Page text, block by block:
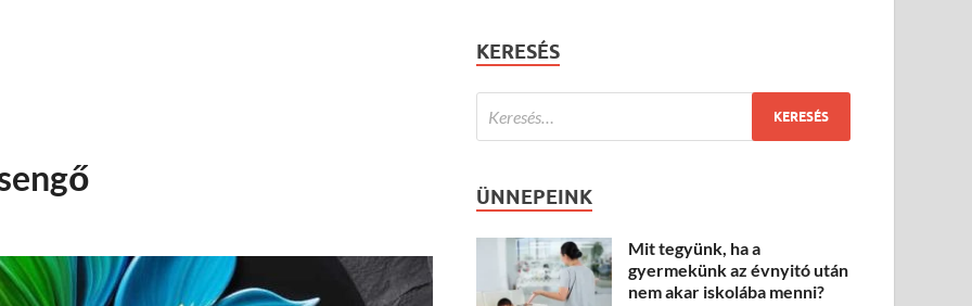
KERESÉS
ÜNNEPEINK
Mit tegyünk, ha a
gyermekünk az évnyitó után
nem akar iskolába menni?